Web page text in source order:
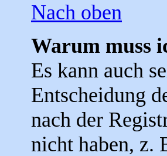
Nach oben
Warum muss
Es kann auch
Entscheidung
nach der
nicht haben, z.